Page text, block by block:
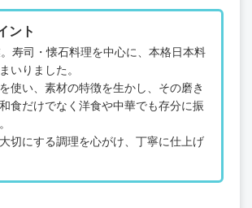
ント
寿司・懐石料理を中心に、本格日本料
いりました。
使い、素材の特徴を生かし、その磨き
食だけでなく洋食や中華でも存分に振
切にする調理を心がけ、丁寧に仕上げ